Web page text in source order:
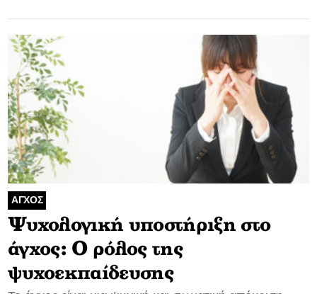
ΑΓΧΟΣ
Ψυχολογική υποστήριξη στο
άγχος: Ο ρόλος της
ψυχοεκπαίδευσης